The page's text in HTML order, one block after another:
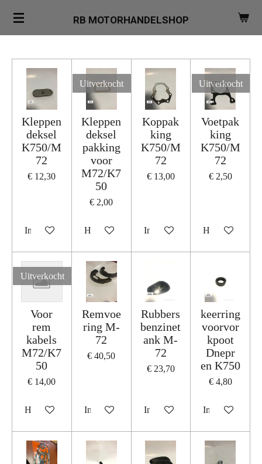
Ga
RB MOTORHANDELSHOP
Kleppen
deksel
K750/M
72
€ 12,30
In winkelwagen
Uitverkocht
Kleppen
deksel
pakking
voor
M72/K7
50
€ 2,00
Houd mij op de hoogte
Koppak
king
K750/M
72
€ 13,00
In winkelwagen
Uitverkocht
Voetpak
king
K750/M
72
€ 2,50
Houd mij op
Uitverkocht
Voor
rem
kabels
M72/K7
50
€ 14,00
Houd mij op de hoogte
Remvoe
ring M-
72
€ 40,50
In winkelwagen
Rubbers
benzinet
ank M-
72
€ 23,70
In winkelwagen
keerring
voorvor
kpoot
Dnepr
en K750
€ 4,80
In